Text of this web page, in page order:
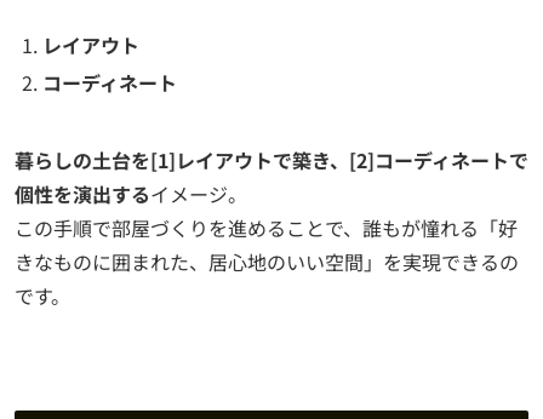
レイアウト
コーディネート
暮らしの土台を[1]レイアウトで築き、[2]コーディネートで
個性を演出するイメージ。
この手順で部屋づくりを進めることで、誰もが憧れる「好
きなものに囲まれた、居心地のいい空間」を実現できるの
です。